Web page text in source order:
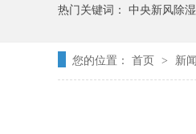
热门关键词： 中央新风除
您的位置： 首页 > 新